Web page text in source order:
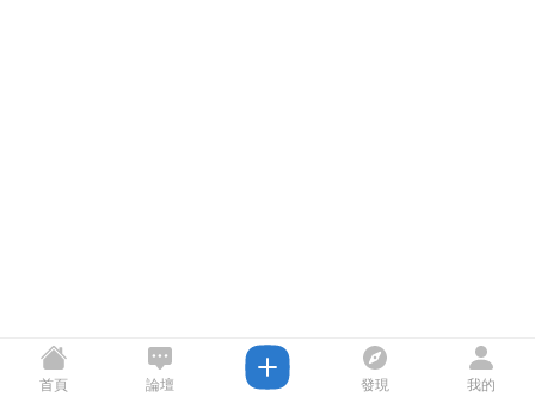
首頁 論壇 發現 我的